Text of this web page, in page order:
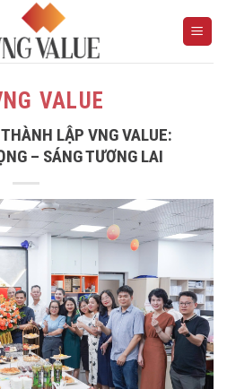
VALUE
LẬP VNG VALUE:
– SÁNG TƯƠNG LAI